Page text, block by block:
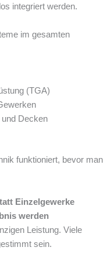
integriert werden.
im gesamten
(TGA)
Decken
funktioniert, bevor man
Einzelgewerke
werden
Leistung. Viele
sein.